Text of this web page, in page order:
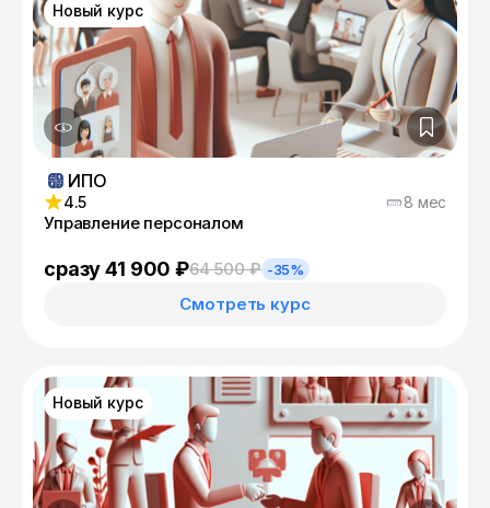
Новый курс
ИПО
4.5 8 мес
Управление персоналом
сразу 41 900 ₽64 500 ₽ -35%
Смотреть курс
Новый курс